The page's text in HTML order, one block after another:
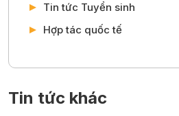
Tin tức Tuyển sinh
Hợp tác quốc tế
Tin tức khác